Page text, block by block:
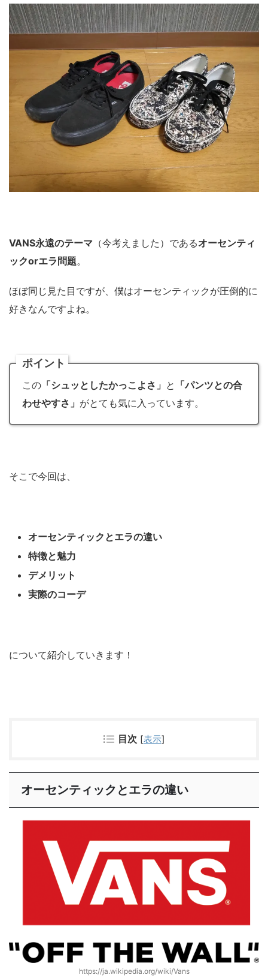
VANS永遠のテーマ （今考えました）であるオーセンティ
ックorエラ問題。
ほぼ同じ見た目ですが、僕はオーセンティックが圧倒的に
好きなんですよね。
ポイント
この 「シュッとしたかっこよさ」 と 「パンツとの合
わせやすさ」 がとても気に入っています。
そこで今回は、
オーセンティックとエラの違い
特徴と魅力
デメリット
実際のコーデ
について紹介していきます！
目次 [表示]
オーセンティックとエラの違い
https://ja.wikipedia.org/wiki/Vans